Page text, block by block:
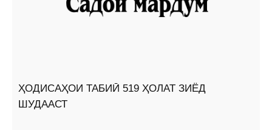
ҲОДИСАҲОИ ТАБИӢ 519 ҲОЛАТ ЗИЁД
ШУДААСТ